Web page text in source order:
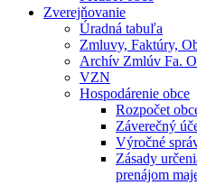
Zverejňovanie
Úradná tabuľa
Zmluvy, Faktúry,
Archív Zmlúv Fa.
VZN
Hospodárenie obce
Rozpočet
Záverečný
Výročné
Zásady
prenájom